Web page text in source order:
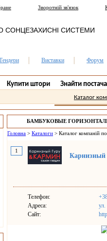
Зворотній зв'язок
СОНЦЕЗАХИСНІ СИСТЕМИ
Виставки Форум
Купити штори Знайти
Каталог
БАМБУКОВЫЕ
Головна > Каталоги > Каталог компаній
1
Карнизный
Телефон:
Адреса:
ул.
Сайт: